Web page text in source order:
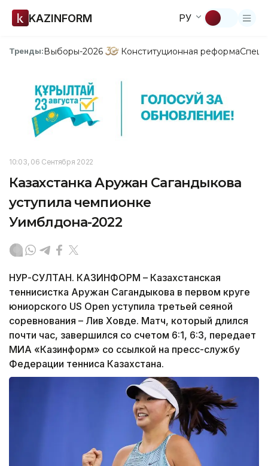
KAZINFORM РУ
Тренды:Выборы-2026 Конституционная реформа
10:03, 06 Сентября 2022
Казахстанка Аружан Сагандыкова
уступила чемпионке
Уимблдона-2022
НУР-СУЛТАН. КАЗИНФОРМ – Казахстанская
теннисистка Аружан Сагандыкова в первом круге
юниорского US Open уступила третьей сеяной
соревнования – Лив Ховде. Матч, который длился
почти час, завершился со счетом 6:1, 6:3, передает
МИА «Казинформ» со ссылкой на пресс-службу
Федерации тенниса Казахстана.